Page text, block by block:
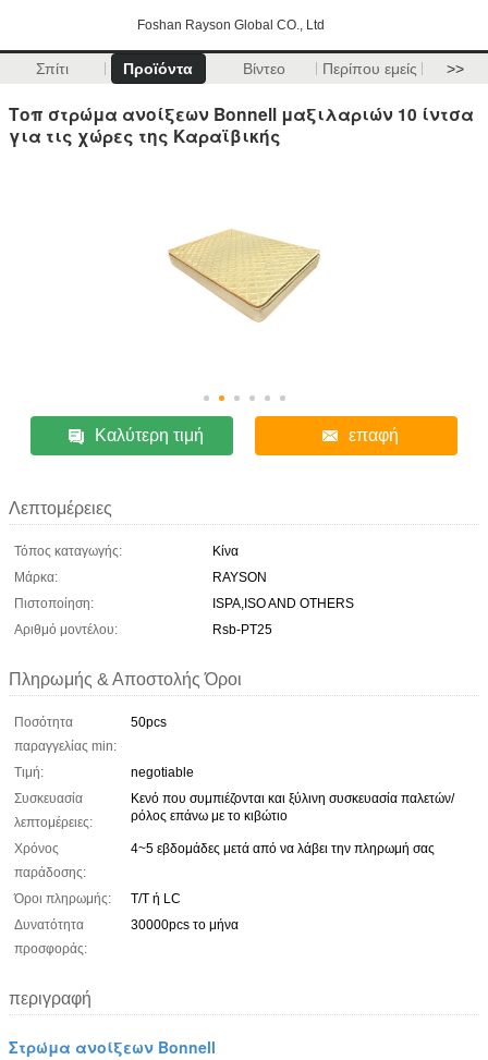
Foshan Rayson Global CO., Ltd
Σπίτι Προϊόντα Βίντεο Περίπου εμείς >>
Τοπ στρώμα ανοίξεων Bonnell μαξιλαριών 10 ίντσα
για τις χώρες της Καραϊβικής
Καλύτερη τιμή επαφή
Λεπτομέρειες
Τόπος καταγωγής:
Κίνα
Μάρκα:
RAYSON
Πιστοποίηση:
ISPA,ISO AND OTHERS
Αριθμό μοντέλου:
Rsb-PT25
Πληρωμής & Αποστολής Όροι
Ποσότητα
παραγγελίας min:
50pcs
Τιμή:
negotiable
Συσκευασία
λεπτομέρειες:
Κενό που συμπιέζονται και ξύλινη συσκευασία παλετών/
ρόλος επάνω με το κιβώτιο
Χρόνος
παράδοσης:
4~5 εβδομάδες μετά από να λάβει την πληρωμή σας
Όροι πληρωμής:
T/T ή LC
Δυνατότητα
προσφοράς:
30000pcs το μήνα
περιγραφή
Στρώμα ανοίξεων Bonnell